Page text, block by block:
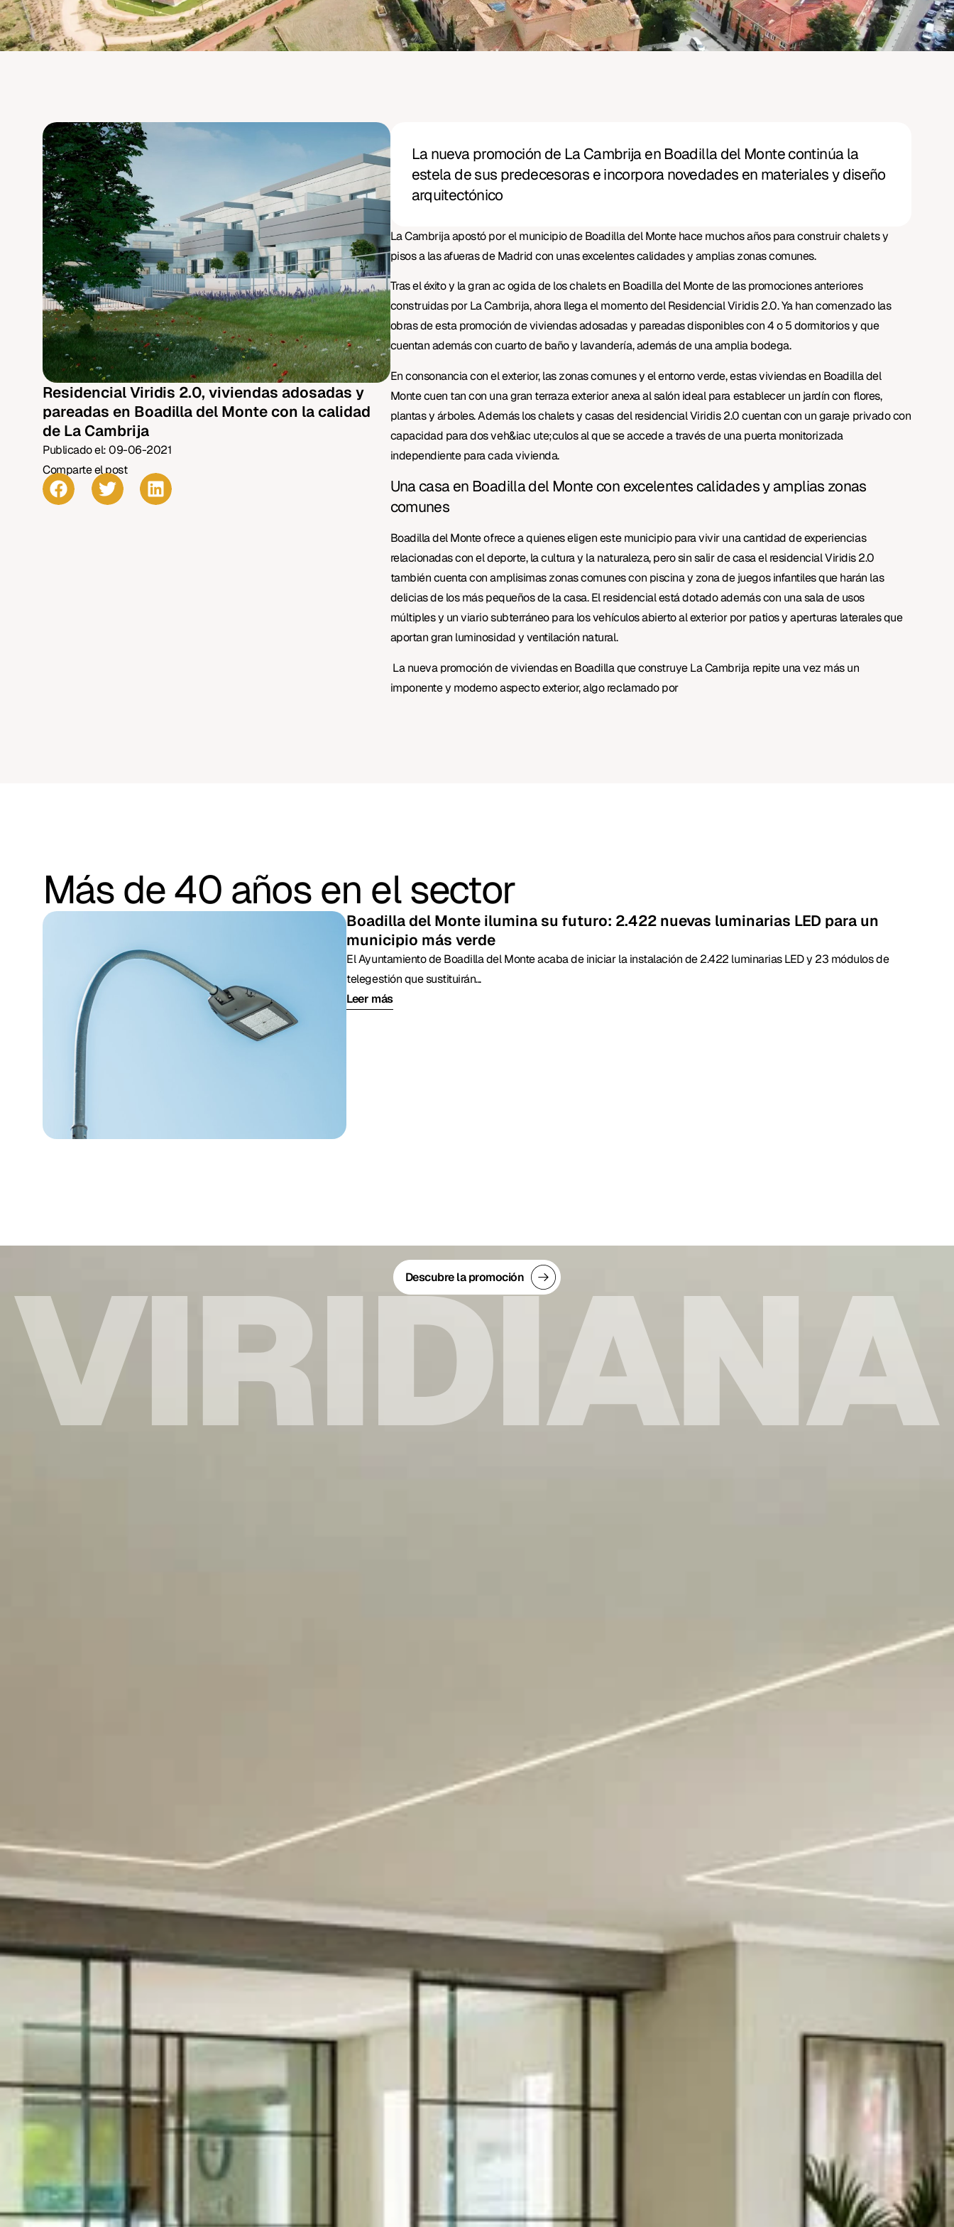
Residencial Viridis 2.0, viviendas adosadas y
pareadas en Boadilla del Monte con la calidad
de La Cambrija
Publicado el:09-06-2021
Comparte el post
La nueva promoción de La Cambrija en Boadilla del Monte continúa la
estela de sus predecesoras e incorpora novedades en materiales y diseño
arquitectónico
La Cambrija apostó por el municipio de Boadilla del Monte hace muchos años para construir chalets y
pisos a las afueras de Madrid con unas excelentes calidades y amplias zonas comunes.
Tras el éxito y la gran ac ogida de los chalets en Boadilla del Monte de las promociones anteriores
construidas por La Cambrija, ahora llega el momento del Residencial Viridis 2.0. Ya han comenzado las
obras de esta promoción de viviendas adosadas y pareadas disponibles con 4 o 5 dormitorios y que
cuentan además con cuarto de baño y lavandería, además de una amplia bodega.
En consonancia con el exterior, las zonas comunes y el entorno verde, estas viviendas en Boadilla del
Monte cuen tan con una gran terraza exterior anexa al salón ideal para establecer un jardín con flores,
plantas y árboles. Además los chalets y casas del residencial Viridis 2.0 cuentan con un garaje privado con
capacidad para dos veh&iac ute;culos al que se accede a través de una puerta monitorizada
independiente para cada vivienda.
Una casa en Boadilla del Monte con excelentes calidades y amplias zonas
comunes
Boadilla del Monte ofrece a quienes eligen este municipio para vivir una cantidad de experiencias
relacionadas con el deporte, la cultura y la naturaleza, pero sin salir de casa el residencial Viridis 2.0
también cuenta con amplisimas zonas comunes con piscina y zona de juegos infantiles que harán las
delicias de los más pequeños de la casa. El residencial está dotado además con una sala de usos
múltiples y un viario subterráneo para los vehículos abierto al exterior por patios y aperturas laterales que
aportan gran luminosidad y ventilación natural.
La nueva promoción de viviendas en Boadilla que construye La Cambrija repite una vez más un
imponente y moderno aspecto exterior, algo reclamado por
Más de 40 años en el sector
Boadilla del Monte ilumina su futuro: 2.422 nuevas luminarias LED para un
municipio más verde
El Ayuntamiento de Boadilla del Monte acaba de iniciar la instalación de 2.422 luminarias LED y 23 módulos de
telegestión que sustituirán...
Leer más
Descubre la promoción